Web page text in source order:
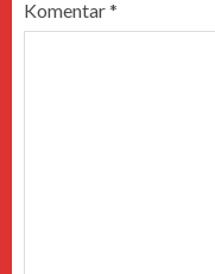
Komentar*